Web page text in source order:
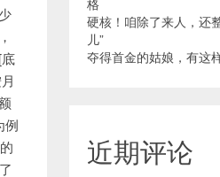
例
格
硬核！咱除了来人，还
儿”
夺得首金的姑娘，有
近期评论